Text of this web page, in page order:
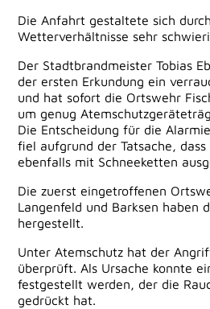
Die Anfahrt gestaltete sich
Wetterverhältnisse sehr
Der Stadtbrandmeister Tobias
der ersten Erkundung ein
und hat sofort die Ortswehr
um genug
Die Entscheidung für die
fiel aufgrund der Tatsache, dass
ebenfalls mit Schneeketten
Die zuerst eingetroffenen
Langenfeld und Barksen haben
hergestellt.
Unter Atemschutz hat der
überprüft. Als Ursache konnte
festgestellt werden, der die
gedrückt hat.